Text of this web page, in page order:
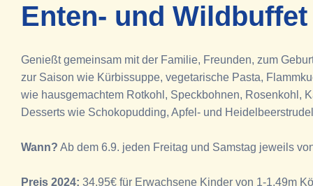
Enten- und Wildbuffet
Genießt gemeinsam mit der Familie, Freunden, zum
zur Saison wie Kürbissuppe, vegetarische Pasta,
wie hausgemachtem Rotkohl, Speckbohnen, Rosenkohl,
Desserts wie Schokopudding, Apfel- und
Wann? Ab dem 6.9. jeden Freitag und Samstag jeweils
Preis 2024: 34,95€ für Erwachsene Kinder von 1-1,49m